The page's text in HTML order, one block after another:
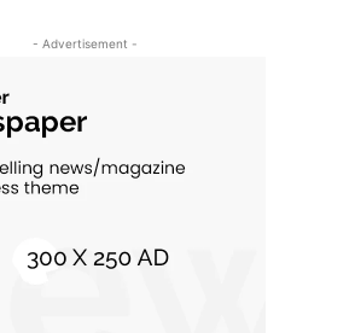
- Advertisement -